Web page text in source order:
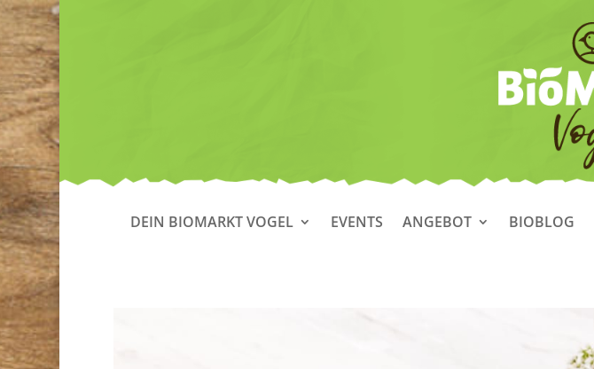
DEIN BIOMARKT VOGEL EVENTS ANGEBOT BIOBLOG